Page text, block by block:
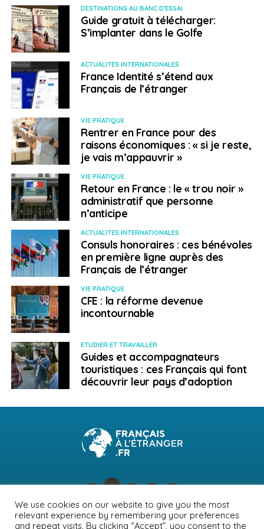
Plus d’informations sur les mesures sanitaires en
Argentine et les disposition en vigueur pour les
déplacements à destination du territoire français
depuis l’Argentine
Contact utile :
Ambassade de France en Argentine
> Autriche
Mesures spécifiques applicables à l’entrée
en Autriche. L’ordonnance d’entrée
(Einreiseverordnung) prévoit désormais
trois catégories, voir ci-dessous :
entrée en provenance d’États où l’incidence de
l’infection est faible (dont la France) : règle des
“3 G” (Geimpft, Genesen, Getestet, soit vacciné,
guéri, testé), pas de quarantaine.Plus
d’informations
entrée en provenance d’États à risque : règle “3
G”, test avec quarantaine pour les personnes
seulement testées,Plus d’informations
entrée en provenance d’États à variante virale :
Plus de détails sur les autres mesures applicables au
transit en Autriche, etc.
Site de l’ambassade de France en Autriche
DESTINATIONS AU BANC D'ESSAI
Guide gratuit à télécharger:
S’implanter dans le Golfe
ACTUALITÉS INTERNATIONALES
France Identité s’étend aux
Français de l’étranger
VIE PRATIQUE
Rentrer en France pour des
raisons économiques : « si je reste,
je vais m’appauvrir »
VIE PRATIQUE
Retour en France : le « trou noir »
administratif que personne
n’anticipe
ACTUALITÉS INTERNATIONALES
Consuls honoraires : ces bénévoles
en première ligne auprès des
Français de l’étranger
VIE PRATIQUE
CFE : la réforme devenue
incontournable
ETUDIER ET TRAVAILLER
Guides et accompagnateurs
touristiques : ces Français qui font
découvrir leur pays d’adoption
NEWSLETTER PUBLICITÉ CONTACTS MENTIONS LÉGALES
We use cookies on our website to give you the most
relevant experience by remembering your preferences
and repeat visits. By clicking “Accept”, you consent to the